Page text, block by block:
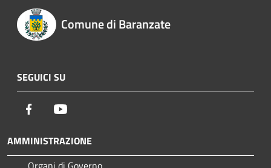
Comune di Baranzate
SEGUICI SU
Facebook
AMMINISTRAZIONE